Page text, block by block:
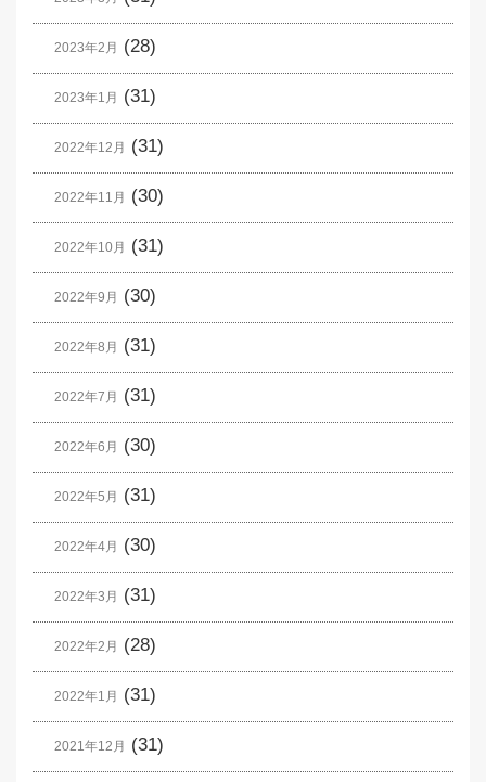
2023年2月 (28)
2023年1月 (31)
2022年12月 (31)
2022年11月 (30)
2022年10月 (31)
2022年9月 (30)
2022年8月 (31)
2022年7月 (31)
2022年6月 (30)
2022年5月 (31)
2022年4月 (30)
2022年3月 (31)
2022年2月 (28)
2022年1月 (31)
2021年12月 (31)